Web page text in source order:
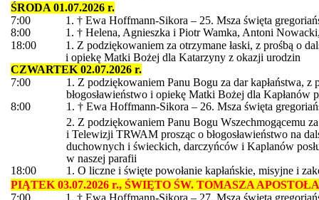
ŚRODA 01.07.2026 r.
7:00
1. † Ewa Hoffmann-Sikora – 25. Msza święta
8:00
1. † Helena, Agnieszka i Piotr Wamka, Antoni
18:00
1. Z podziękowaniem za otrzymane łaski, z prośbą o
i opiekę Matki Bożej dla Katarzyny z okazji urodzin
CZWARTEK 02.07.2026 r.
7:00
1. Z podziękowaniem Panu Bogu za dar kapłaństwa, z
błogosławieństwo i opiekę Matki Bożej dla Kapłanów
8:00
1. † Ewa Hoffmann-Sikora – 26. Msza święta
2. Z podziękowaniem Panu Bogu Wszechmogącemu
i Telewizji TRWAM prosząc o błogosławieństwo na
duchownych i świeckich, darczyńców i Kaplanów
w naszej parafii
18:00
1. O liczne i święte powołanie kapłańskie, misyjne i
PIĄTEK 03.07.2026 r., ŚWIĘTO ŚW. TOMASZA
7:00
1. † Ewa Hoffmann-Sikora – 27. Msza święta